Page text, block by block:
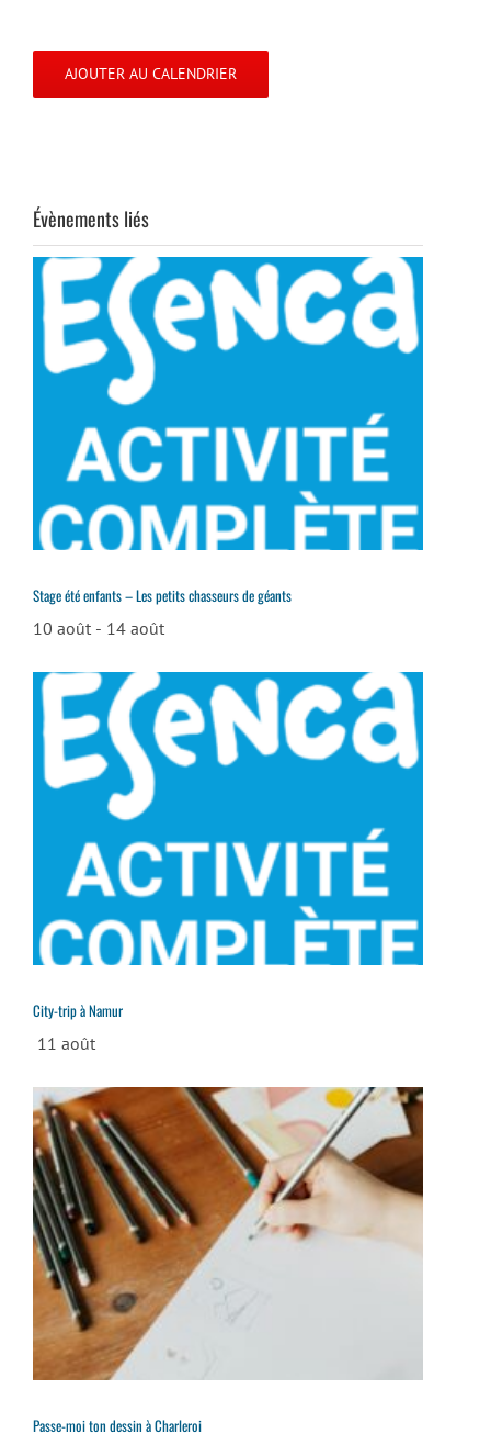
AJOUTER AU CALENDRIER
Évènements liés
Stage été enfants – Les petits chasseurs de géants
10 août - 14 août
City-trip à Namur
11 août
Passe-moi ton dessin à Charleroi